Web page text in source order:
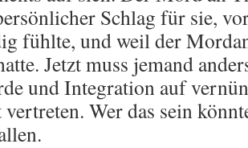
Schlag für sie,
fühlte, und weil der
Jetzt muss jemand
und Integration auf
vertreten. Wer das sein